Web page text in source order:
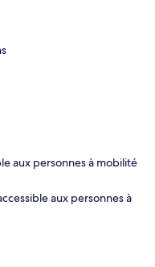
aux personnes à mobilité
aux personnes à